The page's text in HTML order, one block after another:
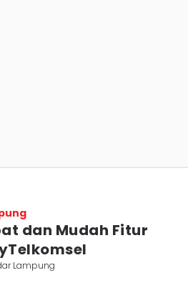
dan Mudah Fitur
Lampung